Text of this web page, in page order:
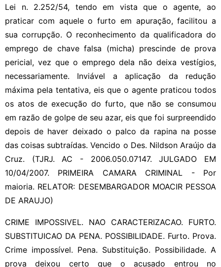
Lei n. 2.252/54, tendo em vista que o agente, ao
praticar com aquele o furto em apuração, facilitou a
sua corrupção. O reconhecimento da qualificadora do
emprego de chave falsa (micha) prescinde de prova
pericial, vez que o emprego dela não deixa vestígios,
necessariamente. Inviável a aplicação da redução
máxima pela tentativa, eis que o agente praticou todos
os atos de execução do furto, que não se consumou
em razão de golpe de seu azar, eis que foi surpreendido
depois de haver deixado o palco da rapina na posse
das coisas subtraídas. Vencido o Des. Nildson Araújo da
Cruz. (TJRJ. AC - 2006.050.07147. JULGADO EM
10/04/2007. PRIMEIRA CAMARA CRIMINAL - Por
maioria. RELATOR: DESEMBARGADOR MOACIR PESSOA
DE ARAUJO)
CRIME IMPOSSIVEL. NAO CARACTERIZACAO. FURTO.
SUBSTITUICAO DA PENA. POSSIBILIDADE. Furto. Prova.
Crime impossível. Pena. Substituição. Possibilidade. A
prova deixou certo que o acusado entrou no